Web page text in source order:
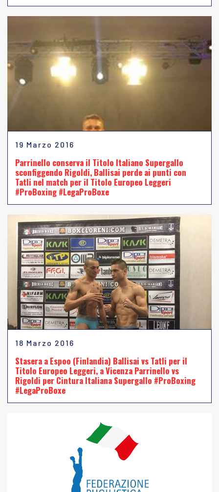
19 Marzo 2016
Parrinello conserva il Titolo Italiano Supergallo
sconfiggendo Rigoldi, Ballisai perde ai punti con
Tatli nel match per il Titolo Europeo Leggeri
#ProBoxing #LegaProBoxe
18 Marzo 2016
Stasera a Espoo (Finlandia) Ballisai vs Tatli per il
Titolo Europeo Leggeri, a Vicenza Parrinello vs
Rigoldi per Cintura Italiana Supergallo #ProBoxing
#LegaProBoxe